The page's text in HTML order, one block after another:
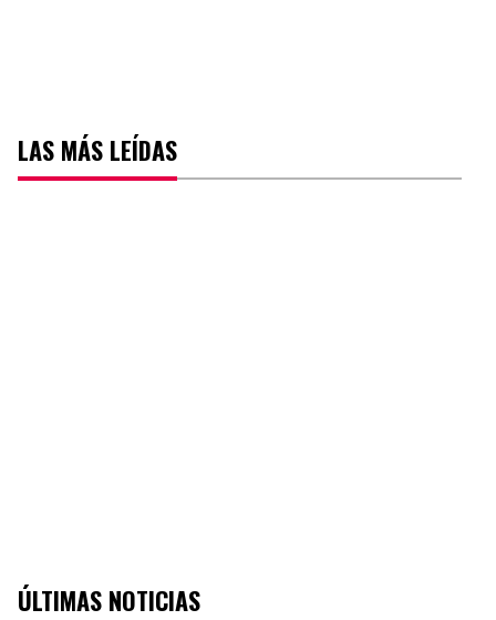
LAS MÁS LEÍDAS
ÚLTIMAS NOTICIAS